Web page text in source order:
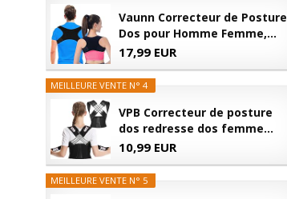
Vaunn Correcteur de Posture
Dos pour Homme Femme,...
17,99 EUR
MEILLEURE VENTE N° 4
VPB Correcteur de posture
dos redresse dos femme...
10,99 EUR
MEILLEURE VENTE N° 5